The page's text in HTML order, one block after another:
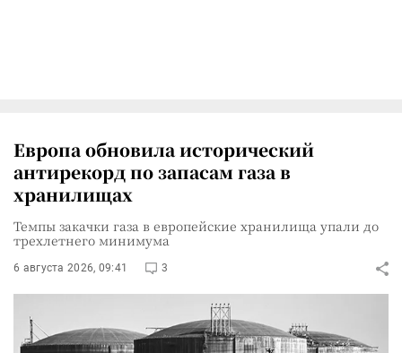
Европа обновила исторический
антирекорд по запасам газа в
хранилищах
Темпы закачки газа в европейские хранилища упали до
трехлетнего минимума
6 августа 2026, 09:41 3